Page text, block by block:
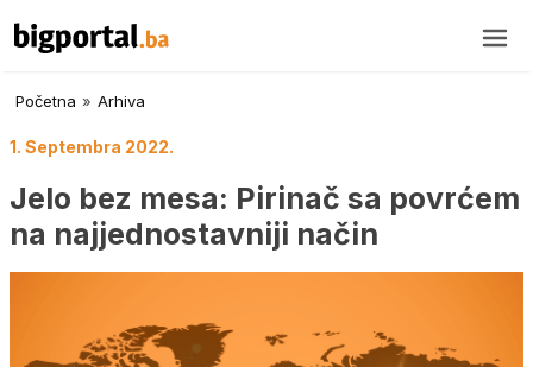
Početna » Arhiva
1. Septembra 2022.
Jelo bez mesa: Pirinač sa povrćem
na najjednostavniji način